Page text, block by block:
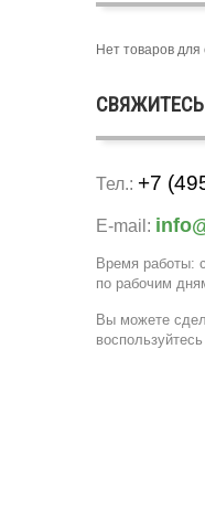
Нет товаров для
Тел.: +7
E-mail:
Время работы:
по рабочим
Вы можете